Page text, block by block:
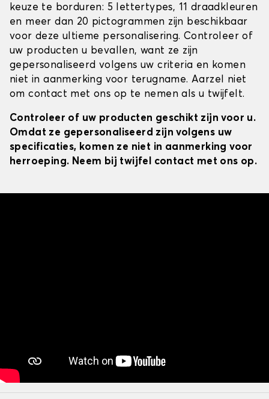
keuze te borduren: 5 lettertypes, 11 draadkleuren
en meer dan 20 pictogrammen zijn beschikbaar
voor deze ultieme personalisering. Controleer of
uw producten u bevallen, want ze zijn
gepersonaliseerd volgens uw criteria en komen
niet in aanmerking voor terugname. Aarzel niet
om contact met ons op te nemen als u twijfelt.
Controleer of uw producten geschikt zijn voor u.
Omdat ze gepersonaliseerd zijn volgens uw
specificaties, komen ze niet in aanmerking voor
herroeping. Neem bij twijfel contact met ons op.